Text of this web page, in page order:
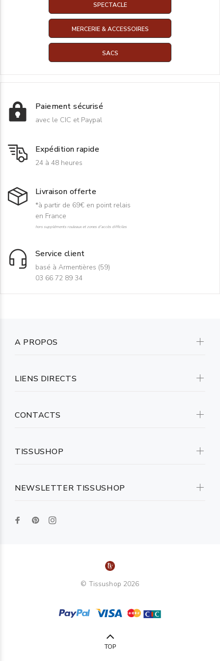
SPECTACLE
MERCERIE & ACCESSOIRES
SACS
Paiement sécurisé
avec le CIC et Paypal
Expédition rapide
24 à 48 heures
Livraison offerte
*à partir de 69€ en point relais
en France
hors suppléments rouleaux et zones d'accès difficiles
Service client
basé à Armentières (59)
03 66 72 89 34
NEWSLETTER TISSUSHOP
A PROPOS
LIENS DIRECTS
CONTACTS
TISSUSHOP
© Tissushop 2026
TOP